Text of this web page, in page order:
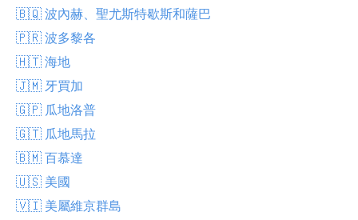
🇧🇶 波內赫、聖尤斯特歇斯和薩巴
🇵🇷 波多黎各
🇭🇹 海地
🇯🇲 牙買加
🇬🇵 瓜地洛普
🇬🇹 瓜地馬拉
🇧🇲 百慕達
🇺🇸 美國
🇻🇮 美屬維京群島